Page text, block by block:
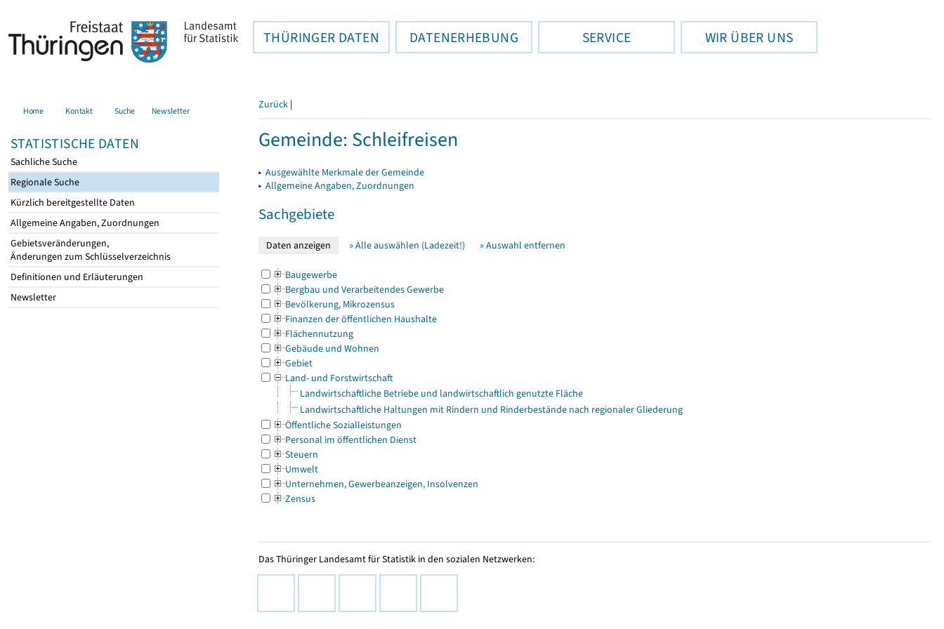
THÜRINGER DATEN DATENERHEBUNG SERVICE WIR ÜBER UNS
Home Kontakt Suche Newsletter
STATISTISCHE DATEN
Sachliche Suche
Regionale Suche
Kürzlich bereitgestellte Daten
Allgemeine Angaben, Zuordnungen
Gebietsveränderungen,
Änderungen zum Schlüsselverzeichnis
Definitionen und Erläuterungen
Newsletter
Zurück |
Gemeinde: Schleifreisen
▸ Ausgewählte Merkmale der Gemeinde
▸ Allgemeine Angaben, Zuordnungen
Sachgebiete
» Alle auswählen (Ladezeit!) » Auswahl entfernen
Baugewerbe
Bergbau und Verarbeitendes Gewerbe
Bevölkerung, Mikrozensus
Finanzen der öffentlichen Haushalte
Flächennutzung
Gebäude und Wohnen
Gebiet
Land- und Forstwirtschaft
Landwirtschaftliche Betriebe und landwirtschaftlich genutzte Fläche
Landwirtschaftliche Haltungen mit Rindern und Rinderbestände nach regionaler Gliederung
Öffentliche Sozialleistungen
Personal im öffentlichen Dienst
Steuern
Umwelt
Unternehmen, Gewerbeanzeigen, Insolvenzen
Zensus
Das Thüringer Landesamt für Statistik in den sozialen Netzwerken: